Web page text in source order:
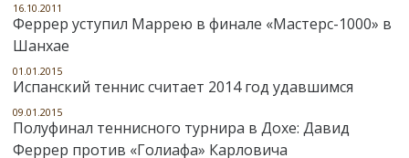
16.10.2011
Феррер уступил Маррею в финале «Мастерс-1000» в
Шанхае
01.01.2015
Испанский теннис считает 2014 год удавшимся
09.01.2015
Полуфинал теннисного турнира в Дохе: Давид
Феррер против «Голиафа» Карловича